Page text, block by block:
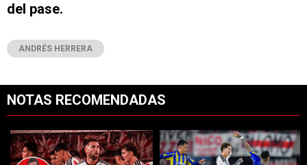
del pase.
ANDRÉS HERRERA
NOTAS RECOMENDADAS
Un artículo de tendencia con el título "Opinión: sin fútbol, sin rumbo
Un artículo de tendencia con el